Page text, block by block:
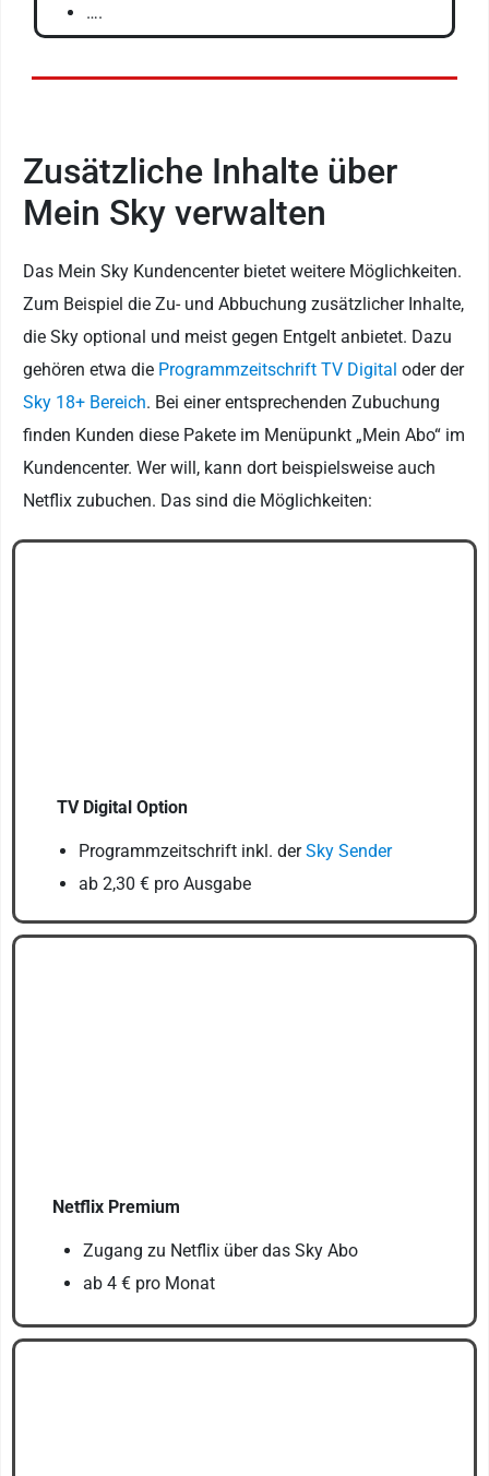
….
Zusätzliche Inhalte über
Mein Sky verwalten
Das Mein Sky Kundencenter bietet weitere Möglichkeiten.
Zum Beispiel die Zu- und Abbuchung zusätzlicher Inhalte,
die Sky optional und meist gegen Entgelt anbietet. Dazu
gehören etwa die Programmzeitschrift TV Digital oder der
Sky 18+ Bereich. Bei einer entsprechenden Zubuchung
finden Kunden diese Pakete im Menüpunkt „Mein Abo“ im
Kundencenter. Wer will, kann dort beispielsweise auch
Netflix zubuchen. Das sind die Möglichkeiten:
TV Digital Option
Programmzeitschrift inkl. derSky Sender
ab 2,30 € pro Ausgabe
Netflix Premium
Zugang zu Netflix über das Sky Abo
ab 4 € pro Monat